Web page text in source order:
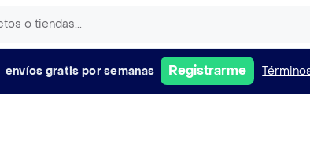
envíos gratis por semanas Registrarme